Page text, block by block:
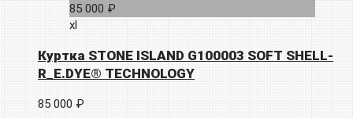
85 000 ₽
xl
Куртка STONE ISLAND G100003 SOFT SHELL-
R_E.DYE® TECHNOLOGY
85 000 ₽